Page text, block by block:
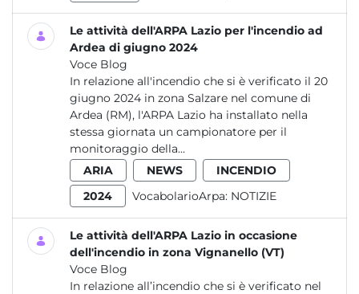
Le attività dell'ARPA Lazio per l'incendio ad
Ardea di giugno 2024
Voce Blog
In relazione all'incendio che si è verificato il 20
giugno 2024 in zona Salzare nel comune di
Ardea (RM), l'ARPA Lazio ha installato nella
stessa giornata un campionatore per il
monitoraggio della...
ARIA
NEWS
INCENDIO
2024
VocabolarioArpa: NOTIZIE
Le attività dell'ARPA Lazio in occasione
dell'incendio in zona Vignanello (VT)
Voce Blog
In relazione all’incendio che si è verificato nel